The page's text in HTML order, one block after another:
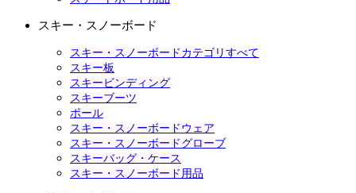
スキー・スノーボード
スキー・スノーボードカテゴリすべて
スキー板
スキービンディング
スキーブーツ
ポール
スキー・スノーボードウェア
スキー・スノーボードグローブ
スキーバッグ・ケース
スキー・スノーボード用品